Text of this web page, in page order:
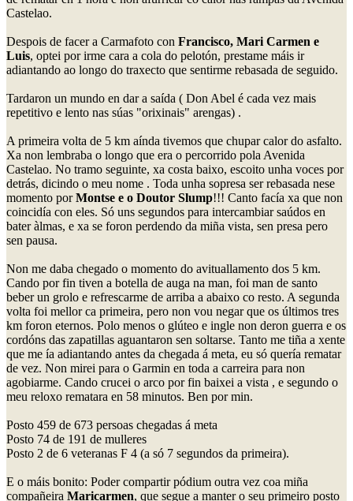
Castelao.
Despois de facer a Carmafoto con Francisco, Mari Carmen e
Luis, optei por irme cara a cola do pelotón, prestame máis ir
adiantando ao longo do traxecto que sentirme rebasada de seguido.
Tardaron un mundo en dar a saída ( Don Abel é cada vez mais
repetitivo e lento nas súas "orixinais" arengas) .
A primeira volta de 5 km aínda tivemos que chupar calor do asfalto.
Xa non lembraba o longo que era o percorrido pola Avenida
Castelao. No tramo seguinte, xa costa baixo, escoito unha voces por
detrás, dicindo o meu nome . Toda unha sopresa ser rebasada nese
momento porMontse e o Doutor Slump!!! Canto facía xa que non
coincidía con eles. Só uns segundos para intercambiar saúdos en
bater àlmas, e xa se foron perdendo da miña vista, sen presa pero
sen pausa.
Non me daba chegado o momento do avituallamento dos 5 km.
Cando por fin tiven a botella de auga na man, foi man de santo
beber un grolo e refrescarme de arriba a abaixo co resto. A segunda
volta foi mellor ca primeira, pero non vou negar que os últimos tres
km foron eternos. Polo menos o glúteo e ingle non deron guerra e os
cordóns das zapatillas aguantaron sen soltarse. Tanto me tiña a xente
que me ía adiantando antes da chegada á meta, eu só quería rematar
de vez. Non mirei para o Garmin en toda a carreira para non
agobiarme. Cando crucei o arco por fin baixei a vista , e segundo o
meu reloxo rematara en 58 minutos. Ben por min.
Posto 459 de 673 persoas chegadas á meta
Posto 74 de 191 de mulleres
Posto 2 de 6 veteranas F 4 (a só 7 segundos da primeira).
E o máis bonito: Poder compartir pódium outra vez coa miña
compañeira Maricarmen, que segue a manter o seu primeiro posto